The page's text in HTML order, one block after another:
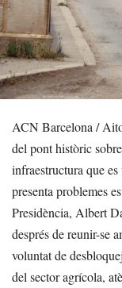
ACN Barcelona /
del pont històric
infraestructura que
presenta problemes
Presidència, Albert
després de reunir-se
voluntat de
del sector agrícola,